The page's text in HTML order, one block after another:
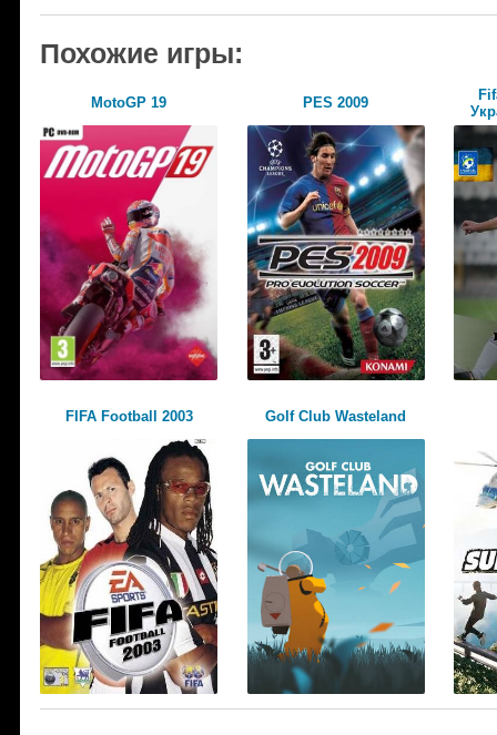
Похожие игры:
MotoGP 19 PES 2009
FIFA Football 2003 Golf Club Wasteland